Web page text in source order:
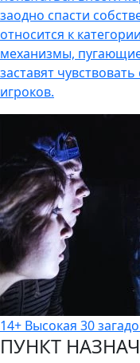
заодно спасти
относится к
механизмы,
заставят
игроков.
14+ Высокая 30
ПУНКТ